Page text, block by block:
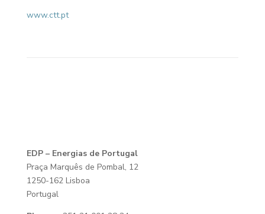
www.ctt.pt
EDP – Energias de Portugal
Praça Marquês de Pombal, 12
1250-162 Lisboa
Portugal